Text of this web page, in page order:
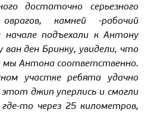
достаточно серьезного
камней -рабочий
начале подъехали к Антону
ден Бринку, увидели, что
мы Антона соответственно.
участке ребята удачно
джип уперлись и смогли
то через 25 километров,